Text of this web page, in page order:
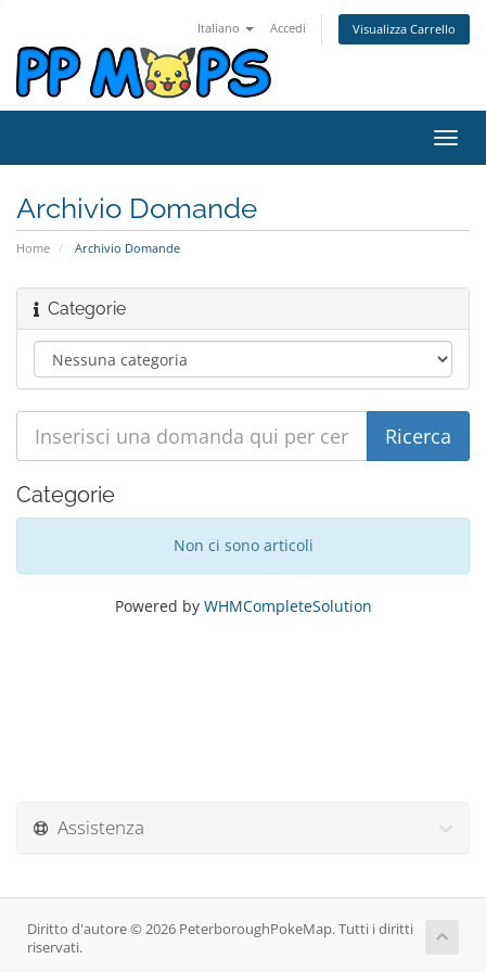
Italiano Accedi Visualizza Carrello
Attiva
Archivio Domande
Home Archivio Domande
Categorie
Categorie
Non ci sono articoli
Powered by WHMCompleteSolution
Assistenza
Diritto d'autore © 2026 PeterboroughPokeMap. Tutti i diritti
riservati.